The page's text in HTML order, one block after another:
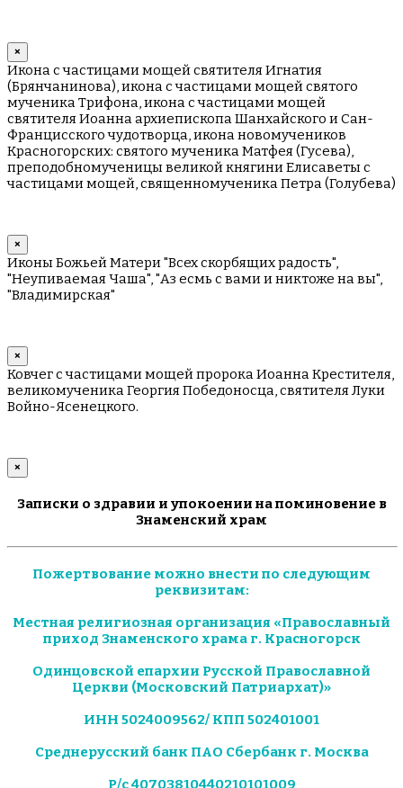
×
Икона с частицами мощей святителя Игнатия
(Брянчанинова), икона с частицами мощей святого
мученика Трифона, икона с частицами мощей
святителя Иоанна архиепископа Шанхайского и Сан-
Францисского чудотворца, икона новомучеников
Красногорских: святого мученика Матфея (Гусева),
преподобномученицы великой княгини Елисаветы с
частицами мощей, священномученика Петра (Голубева)
×
Иконы Божьей Матери "Всех скорбящих радость",
"Неупиваемая Чаша", "Аз есмь с вами и никтоже на вы",
"Владимирская"
×
Ковчег с частицами мощей пророка Иоанна Крестителя,
великомученика Георгия Победоносца, святителя Луки
Войно-Ясенецкого.
×
Записки о здравии и упокоении на поминовение в
Знаменский храм
Пожертвование можно внести по следующим
реквизитам:
Местная религиозная организация «Православный
приход Знаменского храма г. Красногорск
Одинцовской епархии Русской Православной
Церкви (Московский Патриархат)»
ИНН 5024009562/ КПП 502401001
Среднерусский банк ПАО Сбербанк г. Москва
Р/с 40703810440210101009